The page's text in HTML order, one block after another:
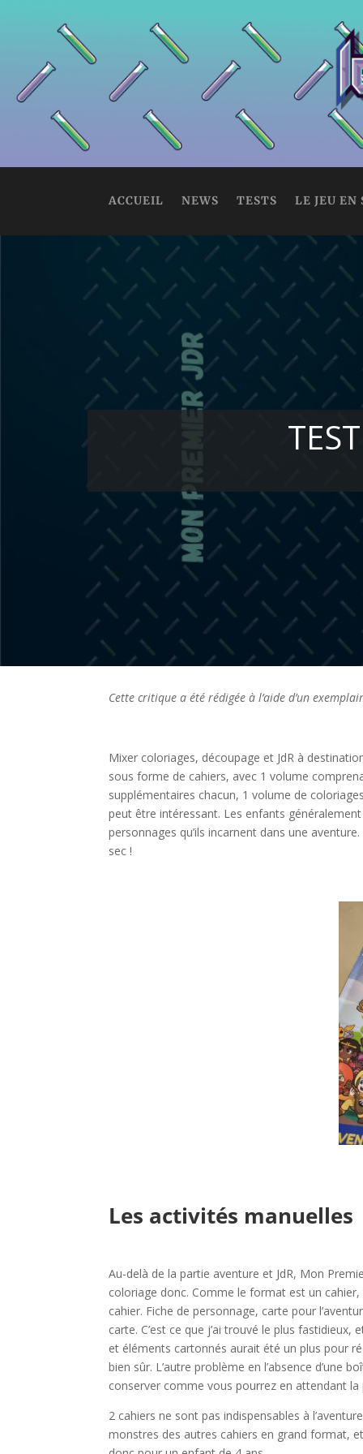
ACCUEIL NEWS TESTS LE JEU EN
Cette critique a été rédigée à l’aide d’un
Mixer coloriages, découpage et JdR à
sous forme de cahiers, avec 1 volume
supplémentaires chacun, 1 volume de
peut être intéressant. Les enfants
personnages qu’ils incarnent dans une
sec !
Les activités manuelles
Au-delà de la partie aventure et JdR, Mon
coloriage donc. Comme le format est un
cahier. Fiche de personnage, carte pour
carte. C’est ce que j’ai trouvé le plus
et éléments cartonnés aurait été un plus pour
bien sûr. L’autre problème en l’absence d’une
conserver comme vous pourrez en attendant la
2 cahiers ne sont pas indispensables à
monstres des autres cahiers en grand format, et